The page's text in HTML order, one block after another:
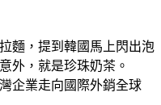
麵，提到韓國馬上閃出泡
外，就是珍珠奶茶。
企業走向國際外銷全球